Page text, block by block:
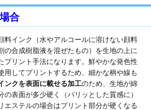
合
料インク（水やアルコールに溶けない顔料
の合成樹脂液を混ぜたもの）を生地の上に
プリント手法になります。鮮やかな発色性
用してプリントするため、細かな柄や線も
ンクを表面に載せる加工のため、生地が綿
の表面が多少硬く（パリッとした質感に）
エステルの場合はプリント部分が硬くなる